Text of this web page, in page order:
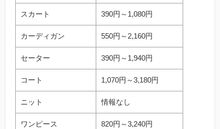
スカート 390円～1,080円
カーディガン 550円～2,160円
セーター 390円～1,940円
コート 1,070円～3,180円
ニット 情報なし
ワンピース 820円～3,240円